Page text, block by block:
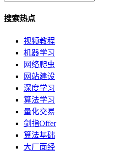
搜索热点
视频教程
机器学习
网络爬虫
网站建设
深度学习
算法学习
量化交易
剑指Offer
算法基础
大厂面经